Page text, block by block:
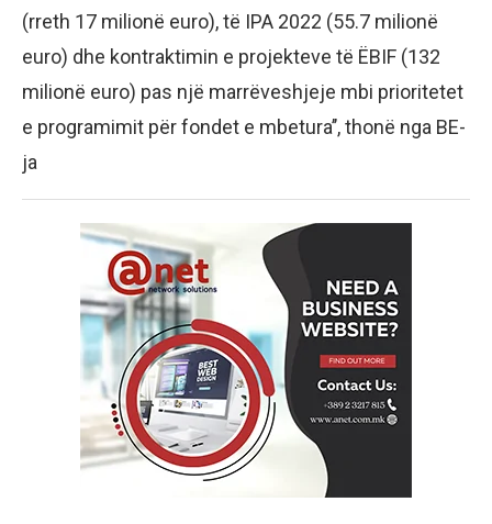
(rreth 17 milionë euro), të IPA 2022 (55.7 milionë
euro) dhe kontraktimin e projekteve të ËBIF (132
milionë euro) pas një marrëveshjeje mbi prioritetet
e programimit për fondet e mbetura’’, thonë nga BE-
ja